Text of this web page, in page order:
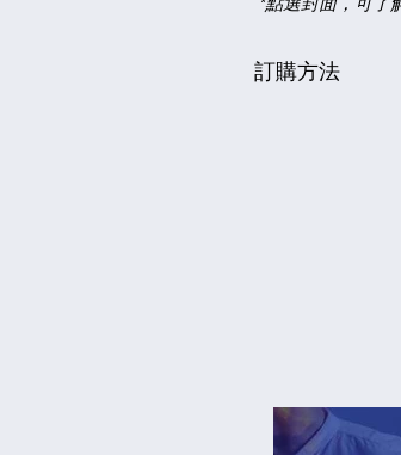
*點選封面，可了
訂購方法